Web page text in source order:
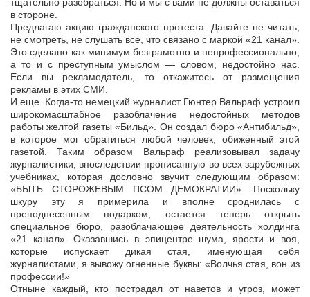
тщательно разобраться. Но и мы с вами не должны оставаться
в стороне.
Предлагаю акцию гражданского протеста. Давайте не читать,
не смотреть, не слушать все, что связано с маркой «21 канал».
Это сделано как минимум безграмотно и непрофессионально,
а то и с преступным умыслом — словом, недостойно нас.
Если вы рекламодатель, то откажитесь от размещения
рекламы в этих СМИ.
И еще. Когда-то немецкий журналист Гюнтер Вальраф устроил
широкомасштабное разоблачение недостойных методов
работы желтой газеты «Бильд». Он создал бюро «Антибильд»,
в которое мог обратиться любой человек, обиженный этой
газетой. Таким образом Вальраф реализовывал задачу
журналистики, впоследствии прописанную во всех зарубежных
учебниках, которая дословно звучит следующим образом:
«БЫТЬ СТОРОЖЕВЫМ ПСОМ ДЕМОКРАТИИ». Поскольку
шкуру эту я примерила и вполне сроднилась с
преподнесенным подарком, остается теперь открыть
специальное бюро, разоблачающее деятельность холдинга
«21 канал». Оказавшись в эпицентре шума, ярости и воя,
которые испускает дикая стая, именующая себя
журналистами, я вывожу огненные буквы: «Волчья стая, вон из
профессии!»
Отныне каждый, кто пострадал от наветов и угроз, может